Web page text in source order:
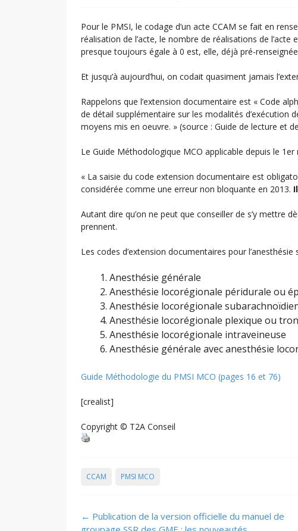
Pour le PMSI, le codage d’un acte CCAM se fait en
réalisation de l’acte, le nombre de réalisations de
presque toujours égale à 0 est, elle, déjà pré-
Et jusqu’à aujourd’hui, on codait quasiment jamais
Rappelons que l’extension documentaire est « Code
de détail supplémentaire sur les modalités d’exécution
moyens mis en oeuvre. » (source : Guide de lecture et
Le Guide Méthodologique MCO applicable depuis le
« La saisie du code extension documentaire est
considérée comme une erreur non bloquante en 2013.
Autant dire qu’on ne peut que conseiller de s’y mettre
prennent.
Les codes d’extension documentaires pour l’anesthésie
Anesthésie générale
Anesthésie locorégionale péridurale ou
Anesthésie locorégionale
Anesthésie locorégionale plexique ou
Anesthésie locorégionale intraveineuse
Anesthésie générale avec anesthésie
Guide Méthodologie du PMSI MCO (pages 16 et 76)
[crealist]
Copyright © T2A Conseil
CCAM PMSI MCO
Post
navigation
← Publication de la version officielle du manuel de